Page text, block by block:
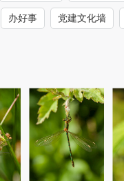
办好事 党建文化墙